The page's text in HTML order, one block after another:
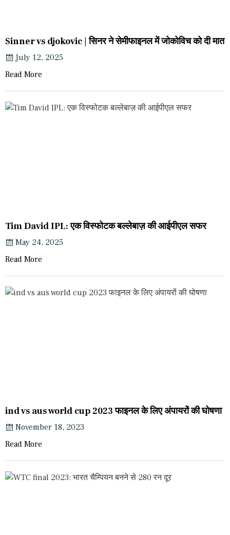
Sinner vs djokovic | सिनर ने सेमीफाइनल में जोकोविच को दी मात
July 12, 2025
Read More
Tim David IPL: एक विस्फोटक बल्लेबाज़ की आईपीएल सफर
May 24, 2025
Read More
ind vs aus world cup 2023 फाइनल के लिए अंपायरों की घोषणा
November 18, 2023
Read More